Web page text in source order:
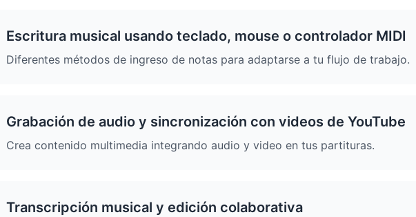
Escritura musical usando teclado, mouse o controlador MIDI
Diferentes métodos de ingreso de notas para adaptarse a tu flujo de trabajo.
Grabación de audio y sincronización con videos de YouTube
Crea contenido multimedia integrando audio y video en tus partituras.
Transcripción musical y edición colaborativa